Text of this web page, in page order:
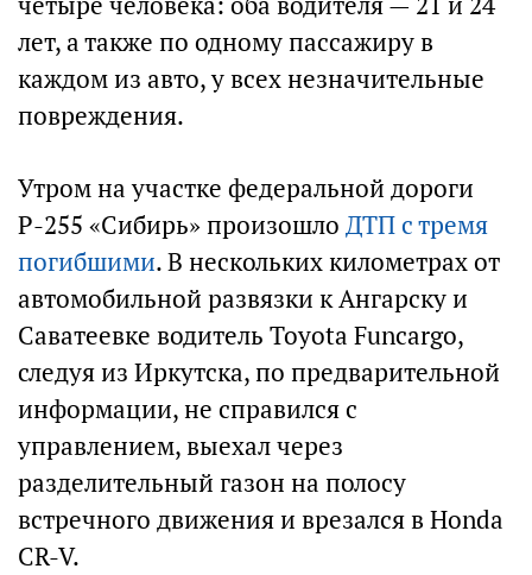
лет, а также по одному пассажиру в
каждом из авто, у всех незначительные
повреждения.
Утром на участке федеральной дороги
Р-255 «Сибирь» произошло ДТП с тремя
погибшими. В нескольких километрах от
автомобильной развязки к Ангарску и
Саватеевке водитель Toyota Funcargo,
следуя из Иркутска, по предварительной
информации, не справился с
управлением, выехал через
разделительный газон на полосу
встречного движения и врезался в Honda
CR-V.